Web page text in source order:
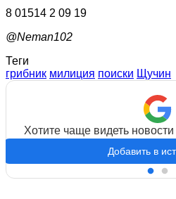
8 01514 2 09 19
@Neman102
Теги
грибник милиция поиски Щучин
Хотите чаще видеть
Добавить в